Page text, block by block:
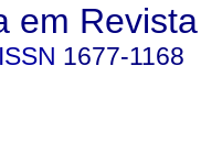
em Revista
ISSN 1677-1168